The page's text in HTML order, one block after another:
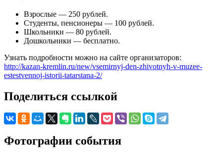
Взрослые — 250 рублей.
Студенты, пенсионеры — 100 рублей.
Школьники — 80 рублей.
Дошкольники — бесплатно.
Узнать подробности можно на сайте организаторов:
http://kazan-kremlin.ru/new/vsemirnyj-den-zhivotnyh-v-muzee-
estestvennoj-istorii-tatarstana-2/
Поделиться ссылкой
Фотографии события